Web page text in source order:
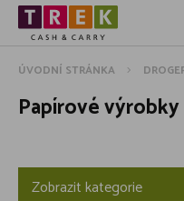
ÚVODNÍ STRÁNKA
Papírové výrobky
Zobrazit kategorie